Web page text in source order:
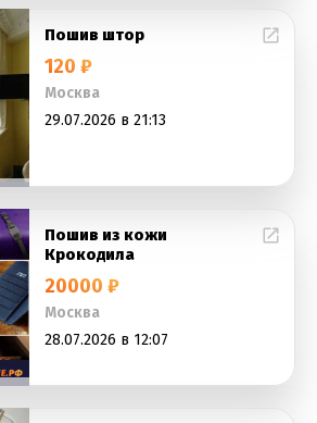
Пошив штор
120 ₽
Москва
29.07.2026 в 21:13
Пошив из кожи
Крокодила
20000 ₽
Москва
28.07.2026 в 12:07